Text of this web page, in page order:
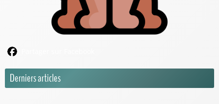
Derniers articles